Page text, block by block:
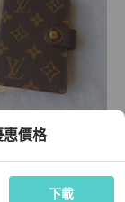
M63028
惠價格
下載